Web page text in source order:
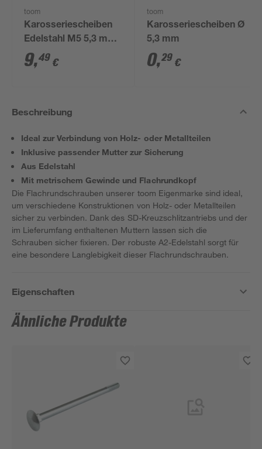
toom
Karosseriescheiben
Edelstahl M5 5,3 mm,
100 Stück
9,49 €
toom
Karosseriescheiben Ø
5,3 mm
0,29 €
Beschreibung
Ideal zur Verbindung von Holz- oder Metallteilen
Inklusive passender Mutter zur Sicherung
Aus Edelstahl
Mit metrischem Gewinde und Flachrundkopf
Die Flachrundschrauben unserer toom Eigenmarke sind ideal,
um verschiedene Konstruktionen von Holz- oder Metallteilen
sicher zu verbinden. Dank des SD-Kreuzschlitzantriebs und der
im Lieferumfang enthaltenen Muttern lassen sich die
Schrauben sicher fixieren. Der robuste A2-Edelstahl sorgt für
eine besondere Langlebigkeit dieser Flachrundschrauben.
Eigenschaften
Ähnliche Produkte